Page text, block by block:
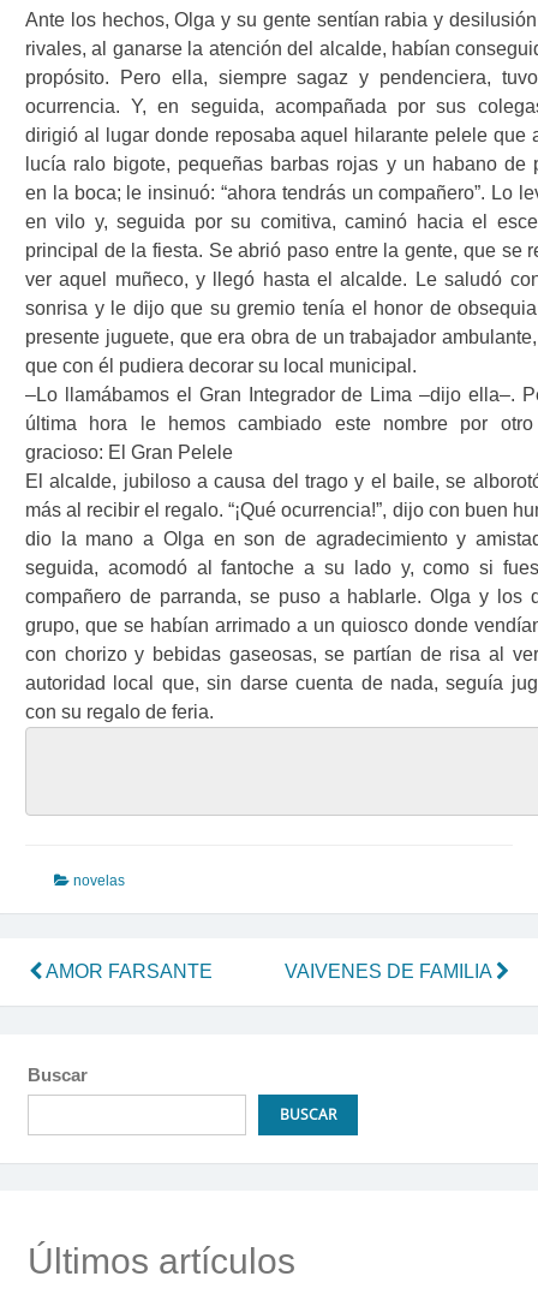
Ante los hechos, Olga y su gente sentían rabia y
rivales, al ganarse la atención del alcalde, habían
propósito. Pero ella, siempre sagaz y pendenciera,
ocurrencia. Y, en seguida, acompañada por sus
dirigió al lugar donde reposaba aquel hilarante pelele que
lucía ralo bigote, pequeñas barbas rojas y un habano de
en la boca; le insinuó: “ahora tendrás un compañero”. Lo
en vilo y, seguida por su comitiva, caminó hacia el
principal de la fiesta. Se abrió paso entre la gente, que se
ver aquel muñeco, y llegó hasta el alcalde. Le saludó
sonrisa y le dijo que su gremio tenía el honor de
presente juguete, que era obra de un trabajador
que con él pudiera decorar su local municipal.
–Lo llamábamos el Gran Integrador de Lima –dijo ella–.
última hora le hemos cambiado este nombre por
gracioso: El Gran Pelele
El alcalde, jubiloso a causa del trago y el baile, se
más al recibir el regalo. “¡Qué ocurrencia!”, dijo con buen
dio la mano a Olga en son de agradecimiento y
seguida, acomodó al fantoche a su lado y, como si
compañero de parranda, se puso a hablarle. Olga y los
grupo, que se habían arrimado a un quiosco donde
con chorizo y bebidas gaseosas, se partían de risa al
autoridad local que, sin darse cuenta de nada, seguía
con su regalo de feria.
novelas
Navegación
de
AMOR FARSANTE VAIVENES DE FAMILIA
Buscar
BUSCAR
Últimos artículos